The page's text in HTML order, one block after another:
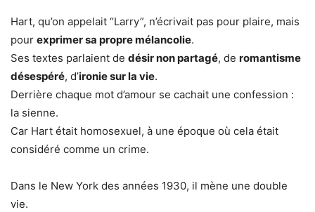
Hart, qu’on appelait “Larry”, n’écrivait pas pour plaire, mais
pour exprimer sa propre mélancolie.
Ses textes parlaient de désir non partagé, de romantisme
désespéré, d’ironie sur la vie.
Derrière chaque mot d’amour se cachait une confession :
la sienne.
Car Hart était homosexuel, à une époque où cela était
considéré comme un crime.
Dans le New York des années 1930, il mène une double
vie.